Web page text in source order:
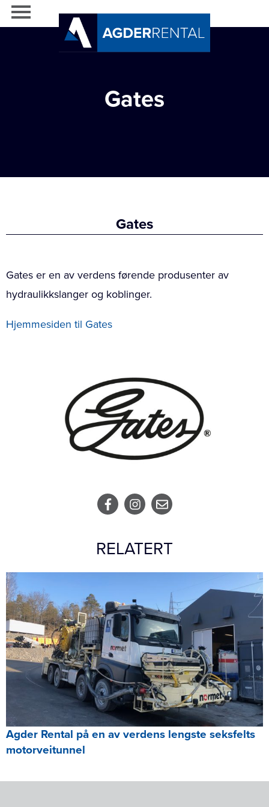
Gates
Gates
Gates er en av verdens førende produsenter av
hydraulikkslanger og koblinger.
Hjemmesiden til Gates
RELATERT
Agder Rental på en av verdens lengste seksfelts
motorveitunnel